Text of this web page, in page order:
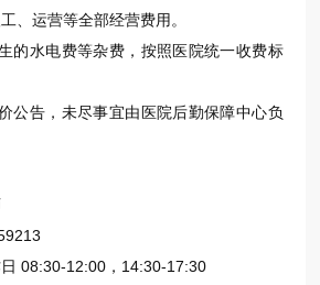
、运营等全部经营费用。
的水电费等杂费，按照医院统一收费标
公告，未尽事宜由医院后勤保障中心负
08:30-12:00，14:30-17:30